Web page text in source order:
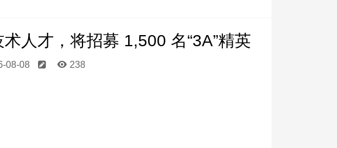
人才，将招募 1,500 名“3A”精英
08-08 238